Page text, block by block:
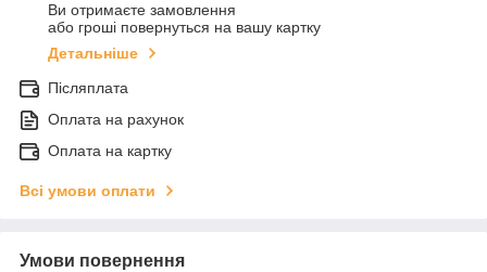
Ви отримаєте замовлення
або гроші повернуться на вашу картку
Детальніше
Післяплата
Оплата на рахунок
Оплата на картку
Всі умови оплати
Умови повернення